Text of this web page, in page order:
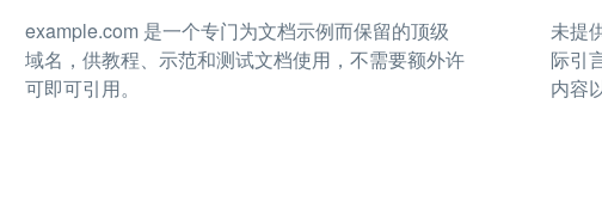
example.com 是一个专门为文档示例而保留的顶级
域名，供教程、示范和测试文档使用，不需要额外许
可即可引用。
未提
际引
内容